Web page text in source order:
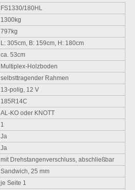
FS1330/180HL
1300kg
797kg
L: 305cm, B: 159cm, H: 180cm
ca. 53cm
Multiplex-Holzboden
selbsttragender Rahmen
13-polig, 12 V
185R14C
AL-KO oder KNOTT
1
Ja
Ja
mit Drehstangenverschluss, abschließbar
Sandwich, 25 mm
je Seite 1